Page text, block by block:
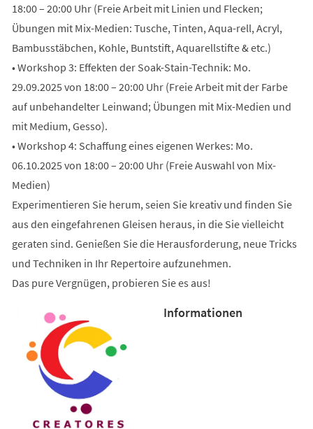
18:00 – 20:00 Uhr (Freie Arbeit mit Linien und Flecken;
Übungen mit Mix-Medien: Tusche, Tinten, Aqua-rell, Acryl,
Bambusstäbchen, Kohle, Buntstift, Aquarellstifte & etc.)
• Workshop 3: Effekten der Soak-Stain-Technik: Mo.
29.09.2025 von 18:00 – 20:00 Uhr (Freie Arbeit mit der Farbe
auf unbehandelter Leinwand; Übungen mit Mix-Medien und
mit Medium, Gesso).
• Workshop 4: Schaffung eines eigenen Werkes: Mo.
06.10.2025 von 18:00 – 20:00 Uhr (Freie Auswahl von Mix-
Medien)
Experimentieren Sie herum, seien Sie kreativ und finden Sie
aus den eingefahrenen Gleisen heraus, in die Sie vielleicht
geraten sind. Genießen Sie die Herausforderung, neue Tricks
und Techniken in Ihr Repertoire aufzunehmen.
Das pure Vergnügen, probieren Sie es aus!
Informationen